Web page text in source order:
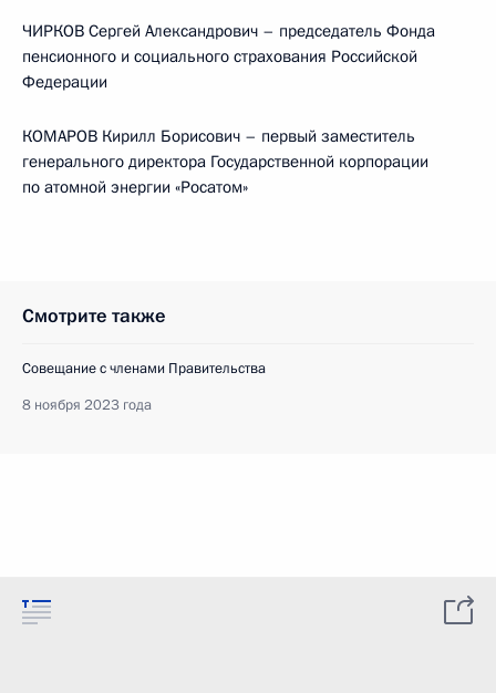
ЧИРКОВ Сергей Александрович – председатель Фонда
пенсионного и социального страхования Российской
Федерации
КОМАРОВ Кирилл Борисович – первый заместитель
генерального директора Государственной корпорации
по атомной энергии «Росатом»
Смотрите также
Совещание с членами Правительства
8 ноября 2023 года